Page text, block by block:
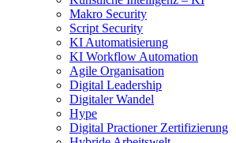
Makro Security
Script Security
KI Automatisierung
KI Workflow Automation
Agile Organisation
Digital Leadership
Digitaler Wandel
Hype
Digital Practioner Zertifizierung